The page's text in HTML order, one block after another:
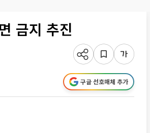
금지 추진
구글 선호매체 추가